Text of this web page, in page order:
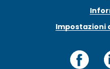
Impostazioni